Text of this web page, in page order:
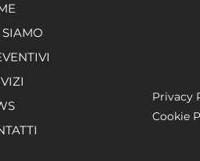
Privacy
Cookie